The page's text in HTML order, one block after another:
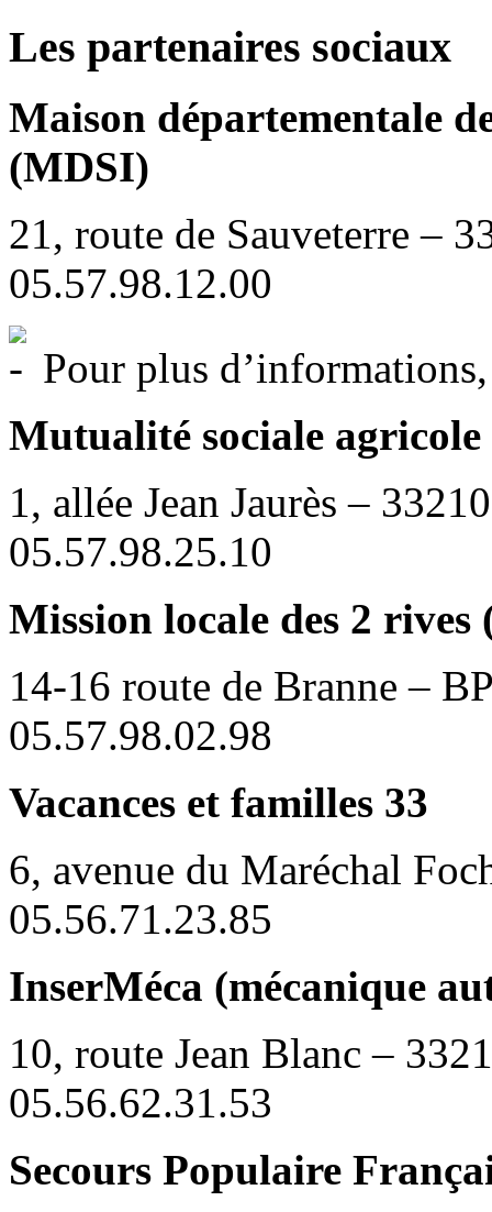
Les partenaires sociaux
Maison départementale
(MDSI)
21, route de Sauveterre –
05.57.98.12.00
Pour plus
Mutualité sociale
1, allée Jean Jaurès –
05.57.98.25.10
Mission locale des 2
14-16 route de Branne –
05.57.98.02.98
Vacances et familles 33
6, avenue du Maréchal
05.56.71.23.85
InserMéca (mécanique
10, route Jean Blanc –
05.56.62.31.53
Secours Populaire